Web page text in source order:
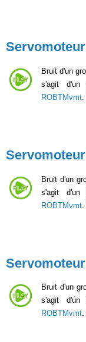
Servomoteur
Bruit d'un
s'agit
ROBTMvmt.
Servomoteur
Bruit d'un
s'agit
ROBTMvmt
Servomoteur
Bruit d'un
s'agit
ROBTMvmt.